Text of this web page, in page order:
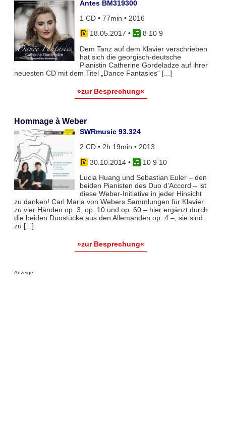
Antes BM319300
1 CD • 77min • 2016
18.05.2017 •
8 10 9
Dem Tanz auf dem Klavier verschrieben
hat sich die georgisch-deutsche
Pianistin Catherine Gordeladze auf ihrer
neuesten CD mit dem Titel „Dance Fantasies“ [...]
»zur Besprechung«
Hommage à Weber
SWRmusic 93.324
2 CD • 2h 19min • 2013
30.10.2014•
10 9 10
Lucia Huang und Sebastian Euler – den
beiden Pianisten des Duo d’Accord – ist
diese Weber-Initiative in jeder Hinsicht
zu danken! Carl Maria von Webers Sammlungen für Klavier
zu vier Händen op. 3, op. 10 und op. 60 – hier ergänzt durch
die beiden Duostücke aus den Allemanden op. 4 –, sie sind
zu [...]
»zur Besprechung«
Anzeige